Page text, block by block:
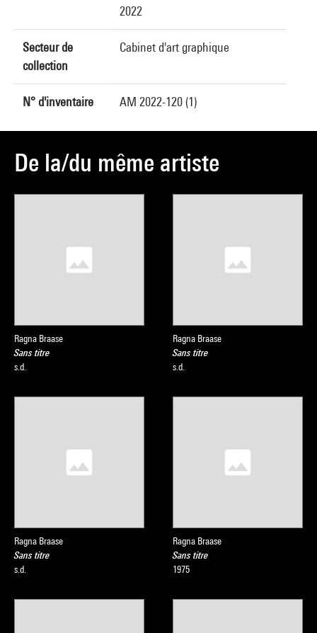
2022
Secteur de
collection
Cabinet d'art graphique
N° d'inventaire AM 2022-120 (1)
De la/du même artiste
Ragna Braase
Sans titre
s.d.
Ragna Braase
Sans titre
s.d.
Ragna Braase
Sans titre
s.d.
Ragna Braase
Sans titre
1975